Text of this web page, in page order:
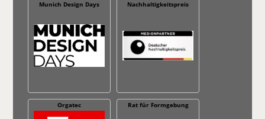
Munich Design Days Nachhaltig­keitspreis
Orgatec Rat für Formgebung